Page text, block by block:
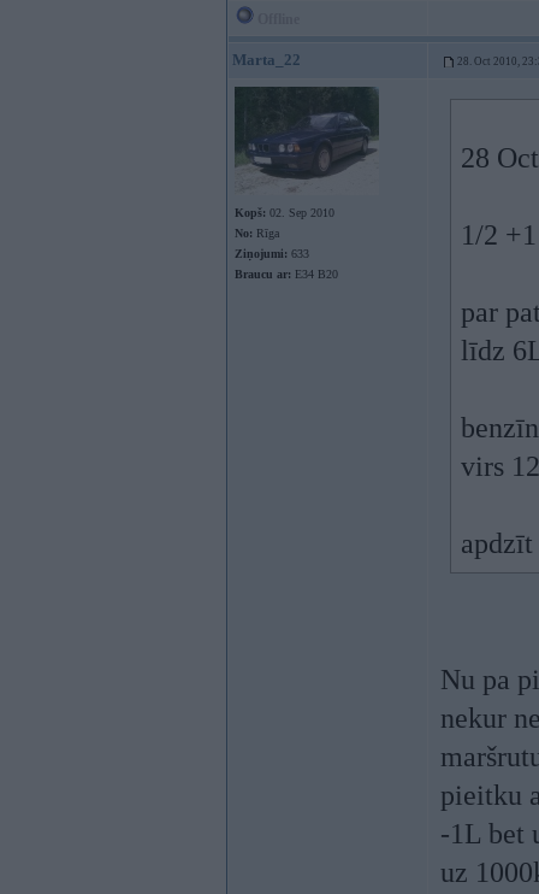
Marta_22 28. Oct 2010,
Kopš: 02. Sep 2010
No: Rīga
Ziņojumi: 633
Braucu ar: E34 B20
28
1/2
par
līdz
virs
Nu pa
nekur
pieitku
-1L bet
uz